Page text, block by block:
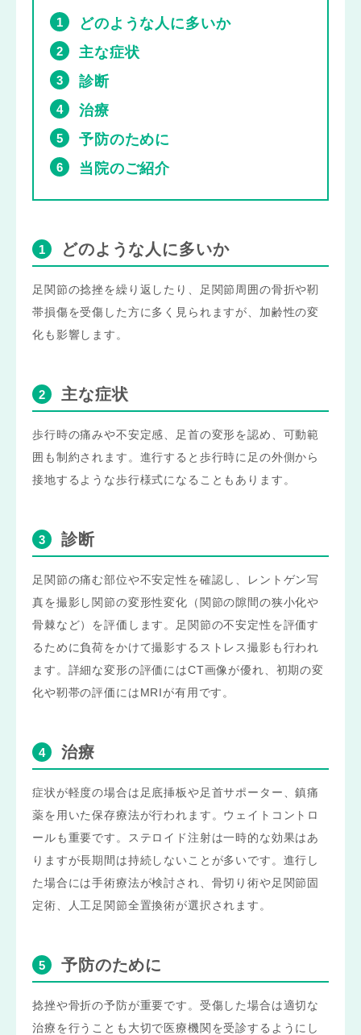
どのような人に多いか
主な症状
診断
治療
予防のために
当院のご紹介
どのような人に多いか
足関節の捻挫を繰り返したり、足関節周囲の骨折や靭
帯損傷を受傷した方に多く見られますが、加齢性の変
化も影響します。
主な症状
歩行時の痛みや不安定感、足首の変形を認め、可動範
囲も制約されます。進行すると歩行時に足の外側から
接地するような歩行様式になることもあります。
診断
足関節の痛む部位や不安定性を確認し、レントゲン写
真を撮影し関節の変形性変化（関節の隙間の狭小化や
骨棘など）を評価します。足関節の不安定性を評価す
るために負荷をかけて撮影するストレス撮影も行われ
ます。詳細な変形の評価にはCT画像が優れ、初期の変
化や靭帯の評価にはMRIが有用です。
治療
症状が軽度の場合は足底挿板や足首サポーター、鎮痛
薬を用いた保存療法が行われます。ウェイトコントロ
ールも重要です。ステロイド注射は一時的な効果はあ
りますが長期間は持続しないことが多いです。進行し
た場合には手術療法が検討され、骨切り術や足関節固
定術、人工足関節全置換術が選択されます。
予防のために
捻挫や骨折の予防が重要です。受傷した場合は適切な
治療を行うことも大切で医療機関を受診するようにし